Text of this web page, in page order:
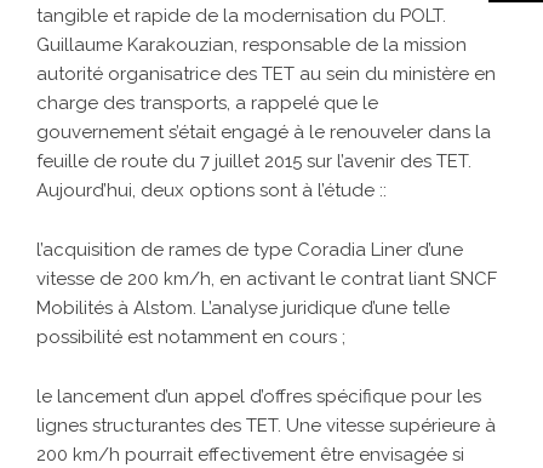
tangible et rapide de la modernisation du POLT.
Guillaume Karakouzian, responsable de la mission
autorité organisatrice des TET au sein du ministère en
charge des transports, a rappelé que le
gouvernement s’était engagé à le renouveler dans la
feuille de route du 7 juillet 2015 sur l’avenir des TET.
Aujourd’hui, deux options sont à l’étude ::
l’acquisition de rames de type Coradia Liner d’une
vitesse de 200 km/h, en activant le contrat liant SNCF
Mobilités à Alstom. L’analyse juridique d’une telle
possibilité est notamment en cours ;
le lancement d’un appel d’offres spécifique pour les
lignes structurantes des TET. Une vitesse supérieure à
200 km/h pourrait effectivement être envisagée si